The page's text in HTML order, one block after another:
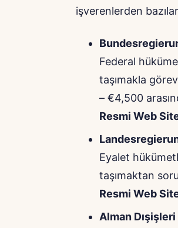
işverenlerden
Federal
taşımakla
– €4,500
Resmi Web
Eyalet
taşımaktan
Resmi Web
Alman